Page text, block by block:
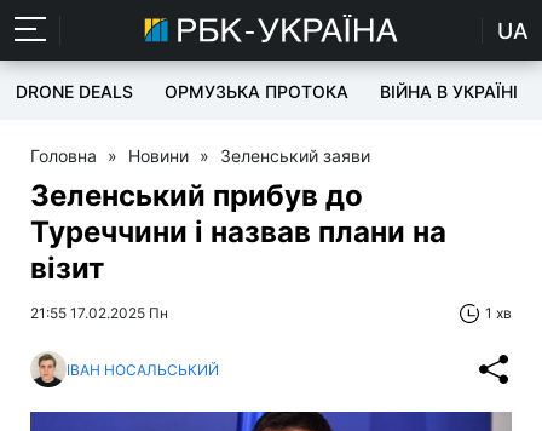
UA
DRONE DEALS ОРМУЗЬКА ПРОТОКА ВІЙНА В УКРАЇНІ
Головна » Новини » Зеленський заяви
Зеленський прибув до
Туреччини і назвав плани на
візит
21:55 17.02.2025 Пн 1 хв
ІВАН НОСАЛЬСЬКИЙ